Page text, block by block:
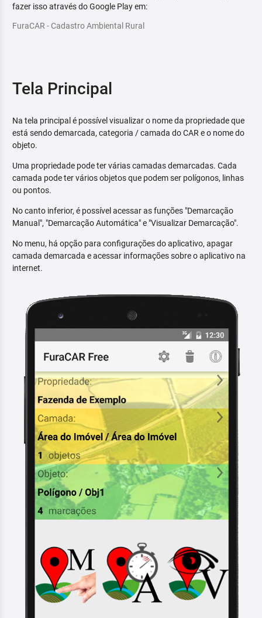
fazer isso através do Google Play em:
FuraCAR - Cadastro Ambiental Rural
Tela Principal
Na tela principal é possível visualizar o nome da propriedade que
está sendo demarcada, categoria / camada do CAR e o nome do
objeto.
Uma propriedade pode ter várias camadas demarcadas. Cada
camada pode ter vários objetos que podem ser polígonos, linhas
ou pontos.
No canto inferior, é possível acessar as funções "Demarcação
Manual", "Demarcação Automática" e "Visualizar Demarcação".
No menu, há opção para configurações do aplicativo, apagar
camada demarcada e acessar informações sobre o aplicativo na
internet.